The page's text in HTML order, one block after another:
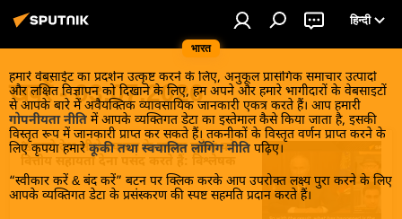
भारत
हिन्दी
हमारे वेबसाईट का प्रदर्शन उत्कृष्ट करने के लिए, अनुकूल प्रासंगिक समाचार उत्पादों
और लक्षित विज्ञापन को दिखाने के लिए, हम अपने और हमारे भागीदारों के वेबसाइटों
से आपके बारे में अवैयक्तिक व्यावसायिक जानकारी एकत्र करते हैं। आप हमारी
गोपनीयता नीति में आपके व्यक्तिगत डेटा का इस्तेमाल कैसे किया जाता है, इसकी
विस्तृत रूप में जानकारी प्राप्त कर सकते हैं। तकनीकों के विस्तृत वर्णन प्राप्त करने के
लिए कृपया हमारे कूकी तथा स्वचालित लॉगिंग नीति पढ़िए।
“स्वीकार करें & बंद करें” बटन पर क्लिक करके आप उपरोक्त लक्ष्य पुरा करने के लिए
आपके व्यक्तिगत डेटा के प्रसंस्करण की स्पष्ट सहमति प्रदान करते हैं।
खबरें - 03.07.2026
🚨नाटो देश सीधे टकराव के बजाय यूक्रेन को
वित्तीय सहायता देना पसंद करते हैं: विश्लेषक